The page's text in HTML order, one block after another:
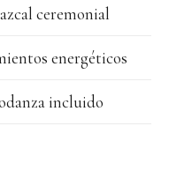
ceremonial
energéticos
incluido